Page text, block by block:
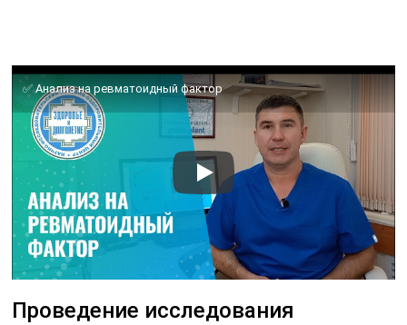
✅ Анализ на ревматоидный фактор
Проведение исследования